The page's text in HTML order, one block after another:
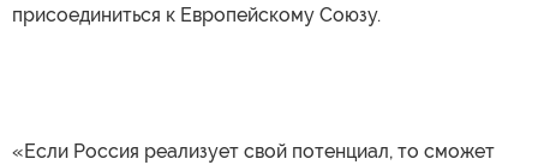
присоединиться к Европейскому Союзу.
«Если Россия реализует свой потенциал, то сможет